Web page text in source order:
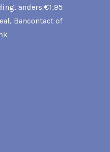
anders €1,95
Bancontact of